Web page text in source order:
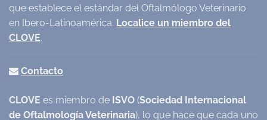
que establece el estándar del Oftalmólogo Veterinario
en Ibero-Latinoamérica. Localice un miembro del
CLOVE.
Contacto
CLOVE es miembro de ISVO (Sociedad Internacional
de Oftalmología Veterinaria), lo que hace que cada uno